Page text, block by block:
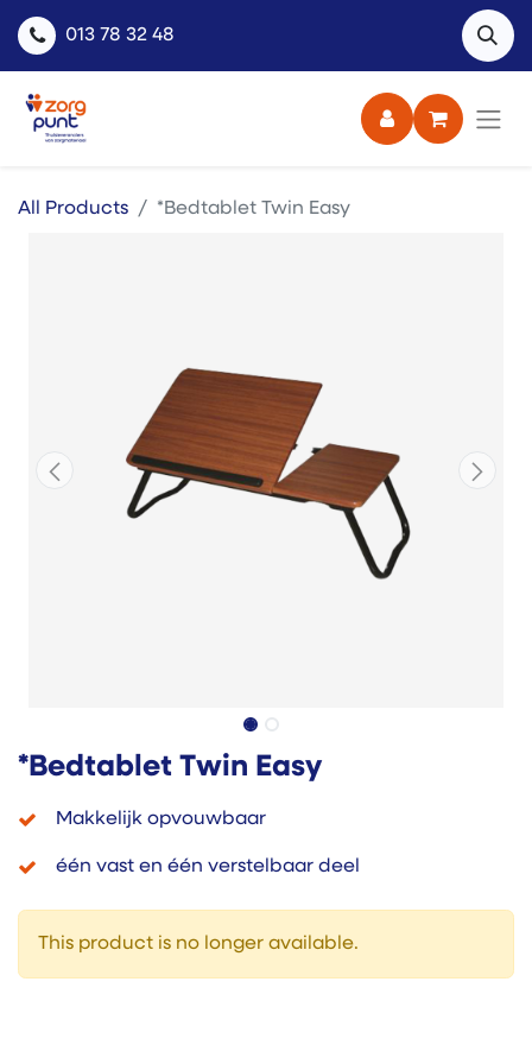
013 78 32 48
All Products *Bedtablet Twin Easy
*Bedtablet Twin Easy
Makkelijk opvouwbaar
één vast en één verstelbaar deel
This product is no longer available.